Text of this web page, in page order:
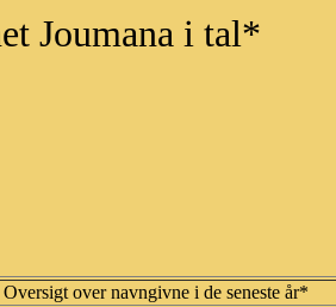
Joumana i tal*
Oversigt over navngivne i de seneste år*